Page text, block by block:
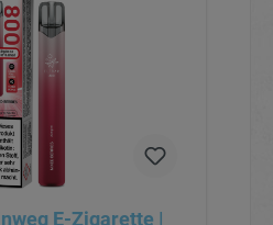
E-Zigarette |